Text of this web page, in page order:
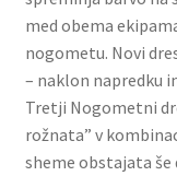
med obema
nogometu. Novi
– naklon napredku
Tretji Nogometni
rožnata” v
sheme obstajata še